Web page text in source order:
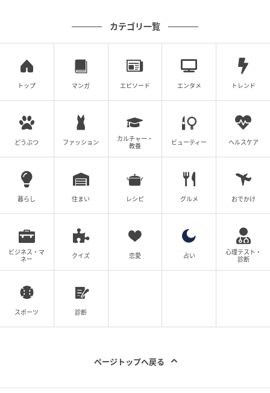
カテゴリ一覧
トップ マンガ エピソード エンタメ トレンド
どうぶつ ファッション
カルチャー・
教養
ビューティー ヘルスケア
暮らし 住まい レシピ グルメ おでかけ
ビジネス・マ
ネー
クイズ 恋愛 占い
心理テスト・
診断
スポーツ 診断
ページトップへ戻る